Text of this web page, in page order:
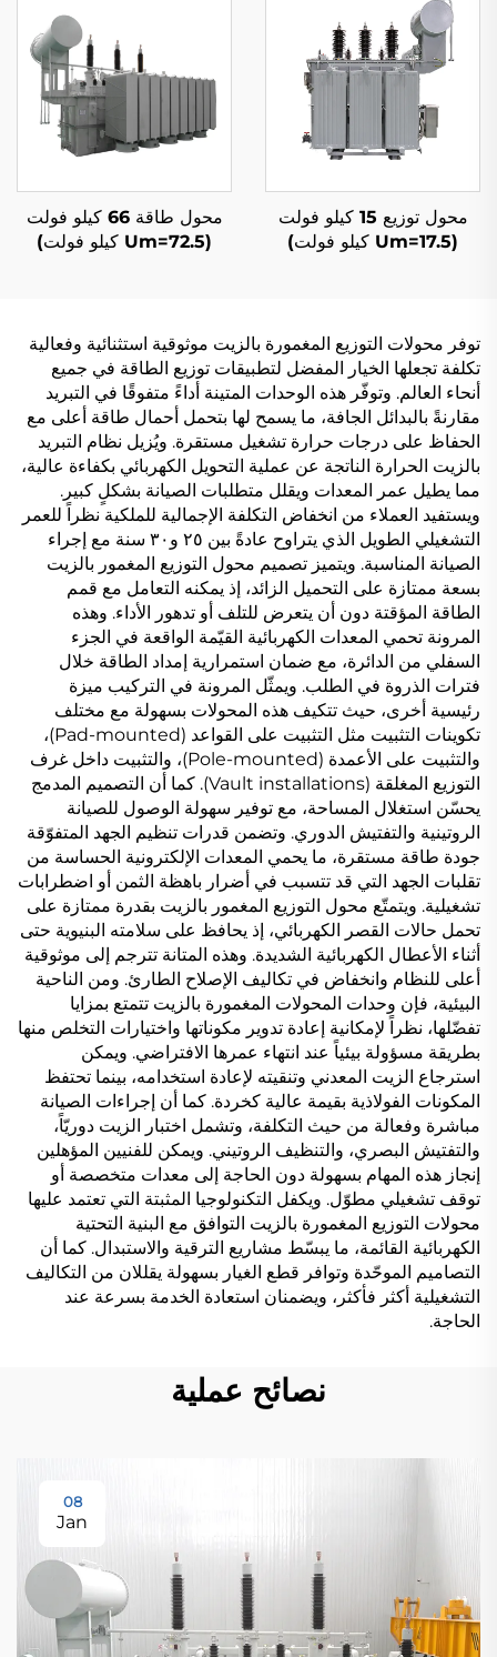
محول توزيع 15 كيلو فولت
(Um=17.5 كيلو فولت)
محول طاقة 66 كيلو فولت
(Um=72.5 كيلو فولت)
توفر محولات التوزيع المغمورة بالزيت موثوقية استثنائية وفعالية
تكلفة تجعلها الخيار المفضل لتطبيقات توزيع الطاقة في جميع
أنحاء العالم. وتوفّر هذه الوحدات المتينة أداءً متفوقًا في التبريد
مقارنةً بالبدائل الجافة، ما يسمح لها بتحمل أحمال طاقة أعلى مع
الحفاظ على درجات حرارة تشغيل مستقرة. ويُزيل نظام التبريد
بالزيت الحرارة الناتجة عن عملية التحويل الكهربائي بكفاءة عالية،
مما يطيل عمر المعدات ويقلل متطلبات الصيانة بشكلٍ كبير.
ويستفيد العملاء من انخفاض التكلفة الإجمالية للملكية نظراً للعمر
التشغيلي الطويل الذي يتراوح عادةً بين ٢٥ و٣٠ سنة مع إجراء
الصيانة المناسبة. ويتميز تصميم محول التوزيع المغمور بالزيت
بسعة ممتازة على التحميل الزائد، إذ يمكنه التعامل مع قمم
الطاقة المؤقتة دون أن يتعرض للتلف أو تدهور الأداء. وهذه
المرونة تحمي المعدات الكهربائية القيّمة الواقعة في الجزء
السفلي من الدائرة، مع ضمان استمرارية إمداد الطاقة خلال
فترات الذروة في الطلب. ويمثّل المرونة في التركيب ميزة
رئيسية أخرى، حيث تتكيف هذه المحولات بسهولة مع مختلف
تكوينات التثبيت مثل التثبيت على القواعد (Pad-mounted)،
والتثبيت على الأعمدة (Pole-mounted)، والتثبيت داخل غرف
التوزيع المغلقة (Vault installations). كما أن التصميم المدمج
يحسّن استغلال المساحة، مع توفير سهولة الوصول للصيانة
الروتينية والتفتيش الدوري. وتضمن قدرات تنظيم الجهد المتفوّقة
جودة طاقة مستقرة، ما يحمي المعدات الإلكترونية الحساسة من
تقلبات الجهد التي قد تتسبب في أضرار باهظة الثمن أو اضطرابات
تشغيلية. ويتمتّع محول التوزيع المغمور بالزيت بقدرة ممتازة على
تحمل حالات القصر الكهربائي، إذ يحافظ على سلامته البنيوية حتى
أثناء الأعطال الكهربائية الشديدة. وهذه المتانة تترجم إلى موثوقية
أعلى للنظام وانخفاض في تكاليف الإصلاح الطارئ. ومن الناحية
البيئية، فإن وحدات المحولات المغمورة بالزيت تتمتع بمزايا
تفضّلها، نظراً لإمكانية إعادة تدوير مكوناتها واختيارات التخلص منها
بطريقة مسؤولة بيئياً عند انتهاء عمرها الافتراضي. ويمكن
استرجاع الزيت المعدني وتنقيته لإعادة استخدامه، بينما تحتفظ
المكونات الفولاذية بقيمة عالية كخردة. كما أن إجراءات الصيانة
مباشرة وفعالة من حيث التكلفة، وتشمل اختبار الزيت دوريّاً،
والتفتيش البصري، والتنظيف الروتيني. ويمكن للفنيين المؤهلين
إنجاز هذه المهام بسهولة دون الحاجة إلى معدات متخصصة أو
توقف تشغيلي مطوّل. ويكفل التكنولوجيا المثبتة التي تعتمد عليها
محولات التوزيع المغمورة بالزيت التوافق مع البنية التحتية
الكهربائية القائمة، ما يبسّط مشاريع الترقية والاستبدال. كما أن
التصاميم الموحّدة وتوافر قطع الغيار بسهولة يقللان من التكاليف
التشغيلية أكثر فأكثر، ويضمنان استعادة الخدمة بسرعة عند
الحاجة.
نصائح عملية
08
Jan